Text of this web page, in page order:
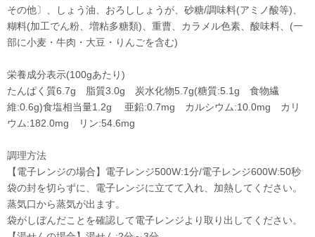
その他〕、しょう油、おろししょうが、砂糖/調味料(アミノ酸等)、
糊料(加工でん粉、増粘多糖類)、重曹、カラメル色素、酸味料、(一
部に小麦・牛肉・大豆・りんごを含む)
栄養成分表示(100gあたり)
たんぱく質6.7g 脂質3.0g 炭水化物5.7g(糖質:5.1g 食物繊
維:0.6g)食塩相当量1.2g 亜鉛:0.7mg カルシウム:10.0mg カリ
ウム:182.0mg リン:54.6mg
調理方法
【電子レンジの場合】電子レンジ500W:1分/電子レンジ600W:50秒
袋の封を切らずに、電子レンジに立てて入れ、加熱してください。
蒸気口から蒸気が出ます。
袋がしぼんだことを確認して電子レンジより取り出してください。